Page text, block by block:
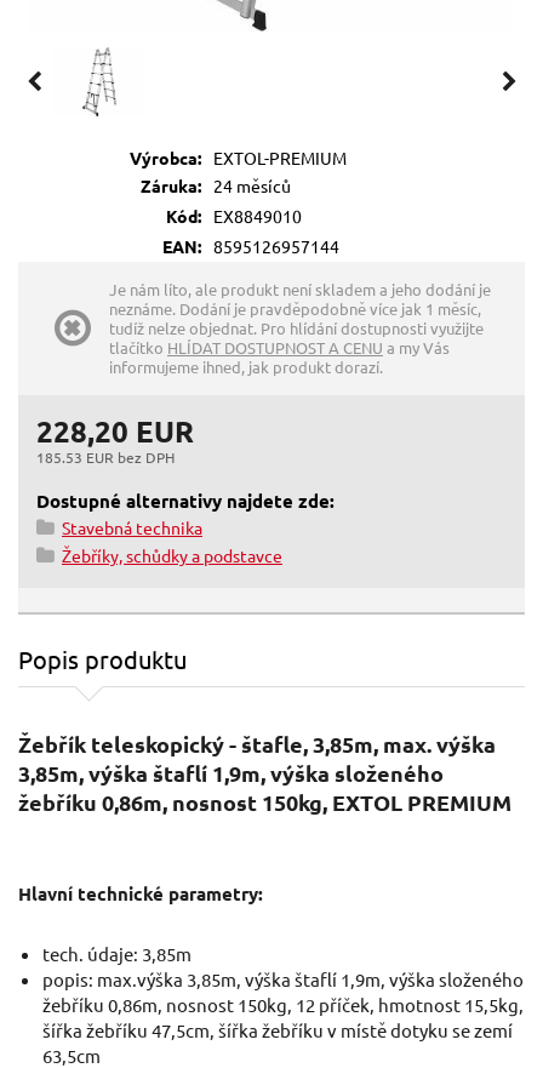
Výrobca:
EXTOL-PREMIUM
Záruka:
24 měsíců
Kód:
EX8849010
EAN: 8595126957144
Je nám líto, ale produkt není skladem a jeho dodání je
neznáme. Dodání je pravděpodobně více jak 1 měsíc,
tudíž nelze objednat. Pro hlídání dostupnosti využijte
tlačítko HLÍDAT DOSTUPNOST A CENU a my Vás
informujeme ihned, jak produkt dorazí.
228,20 EUR
185.53 EUR bez DPH
Dostupné alternativy najdete zde:
Stavebná technika
Žebříky, schůdky a podstavce
Popis produktu
Žebřík teleskopický - štafle, 3,85m, max. výška
3,85m, výška štaflí 1,9m, výška složeného
žebříku 0,86m, nosnost 150kg, EXTOL PREMIUM
Hlavní technické parametry:
tech. údaje: 3,85m
popis: max.výška 3,85m, výška štaflí 1,9m, výška složeného
žebříku 0,86m, nosnost 150kg, 12 příček, hmotnost 15,5kg,
šířka žebříku 47,5cm, šířka žebříku v místě dotyku se zemí
63,5cm